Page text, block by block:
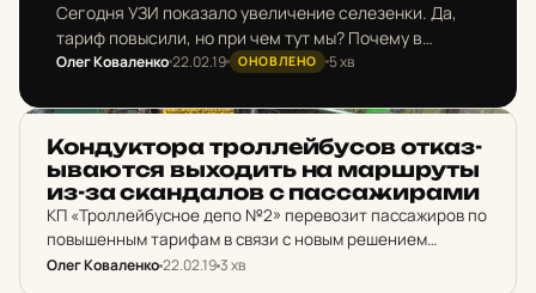
Сегодня УЗИ показало увеличение селезенки. Да,
тариф повысили, но при чем тут мы? Почему в
отношении нас распускают руки, плюются,
Олег Коваленко22.02.19 ОНОВЛЕНО 5 хв
Кон­дук­то­ра трол­лей­бу­сов от­каз­
ыва­ют­ся выхо­дить на мар­шруты
из-за скан­да­лов с пас­са­жи­ра­ми
КП «Троллейбусное депо №2» перевозит пассажиров по
повышенным тарифам в связи с новым решением
исполнительного комитета.
Олег Коваленко22.02.193 хв